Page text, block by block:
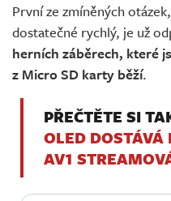
První ze zmíněných
dostatečné rychlý, je už
herních záběrech, které
z Micro SD karty běží.
PŘEČTĚTE SI
OLED DOSTÁVÁ
AV1